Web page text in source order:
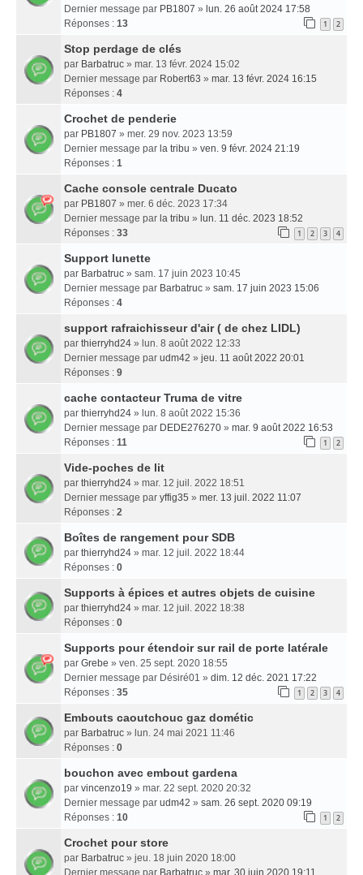
Dernier message par PB1807 » lun. 26 août 2024 17:58
Réponses : 13 1 2
Stop perdage de clés
par Barbatruc » mar. 13 févr. 2024 15:02
Dernier message par Robert63 » mar. 13 févr. 2024 16:15
Réponses : 4
Crochet de penderie
par PB1807 » mer. 29 nov. 2023 13:59
Dernier message par la tribu » ven. 9 févr. 2024 21:19
Réponses : 1
Cache console centrale Ducato
par PB1807 » mer. 6 déc. 2023 17:34
Dernier message par la tribu » lun. 11 déc. 2023 18:52
Réponses : 33 1 2 3 4
Support lunette
par Barbatruc » sam. 17 juin 2023 10:45
Dernier message par Barbatruc » sam. 17 juin 2023 15:06
Réponses : 4
support rafraichisseur d'air ( de chez LIDL)
par thierryhd24 » lun. 8 août 2022 12:33
Dernier message par udm42 » jeu. 11 août 2022 20:01
Réponses : 9
cache contacteur Truma de vitre
par thierryhd24 » lun. 8 août 2022 15:36
Dernier message par DEDE276270 » mar. 9 août 2022 16:53
Réponses : 11 1 2
Vide-poches de lit
par thierryhd24 » mar. 12 juil. 2022 18:51
Dernier message par yffig35 » mer. 13 juil. 2022 11:07
Réponses : 2
Boîtes de rangement pour SDB
par thierryhd24 » mar. 12 juil. 2022 18:44
Réponses : 0
Supports à épices et autres objets de cuisine
par thierryhd24 » mar. 12 juil. 2022 18:38
Réponses : 0
Supports pour étendoir sur rail de porte latérale
par Grebe » ven. 25 sept. 2020 18:55
Dernier message par Désiré01 » dim. 12 déc. 2021 17:22
Réponses : 35 1 2 3 4
Embouts caoutchouc gaz dométic
par Barbatruc » lun. 24 mai 2021 11:46
Réponses : 0
bouchon avec embout gardena
par vincenzo19 » mar. 22 sept. 2020 20:32
Dernier message par udm42 » sam. 26 sept. 2020 09:19
Réponses : 10 1 2
Crochet pour store
par Barbatruc » jeu. 18 juin 2020 18:00
Dernier message par Barbatruc » mar. 30 juin 2020 19:11